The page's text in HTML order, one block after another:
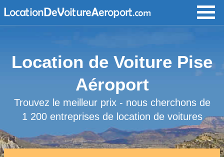
Location de Voiture Pise
Aéroport
Trouvez le meilleur prix - nous cherchons de
1 200 entreprises de location de voitures